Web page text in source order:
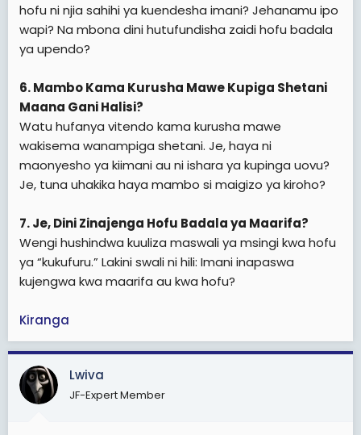
hofu ni njia sahihi ya kuendesha imani? Jehanamu ipo
wapi? Na mbona dini hutufundisha zaidi hofu badala
ya upendo?
6. Mambo Kama Kurusha Mawe Kupiga Shetani
Maana Gani Halisi?
Watu hufanya vitendo kama kurusha mawe
wakisema wanampiga shetani. Je, haya ni
maonyesho ya kiimani au ni ishara ya kupinga uovu?
Je, tuna uhakika haya mambo si maigizo ya kiroho?
7. Je, Dini Zinajenga Hofu Badala ya Maarifa?
Wengi hushindwa kuuliza maswali ya msingi kwa hofu
ya “kukufuru.” Lakini swali ni hili: Imani inapaswa
kujengwa kwa maarifa au kwa hofu?
Kiranga
Lwiva
JF-Expert Member